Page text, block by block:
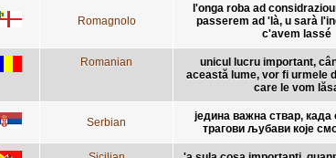
Romagnolo
l'onga roba ad
passerem ad 'là, u sarà
c'avem lassé
Romanian
unicul lucru important,
această lume, vor fi urmele
care le vom
Serbian
једина важна ствар,
трагови љубави које